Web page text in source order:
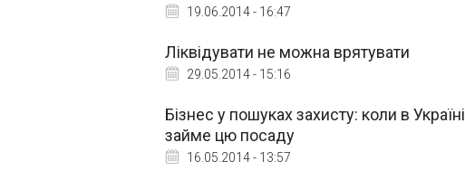
19.06.2014 - 16:47
Ліквідувати не можна врятувати
29.05.2014 - 15:16
Бізнес у пошуках захисту: коли в
займе цю посаду
16.05.2014 - 13:57